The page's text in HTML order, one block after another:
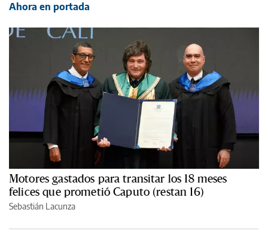
Ahora en portada
Motores gastados para transitar los 18 meses
felices que prometió Caputo (restan 16)
Sebastián Lacunza